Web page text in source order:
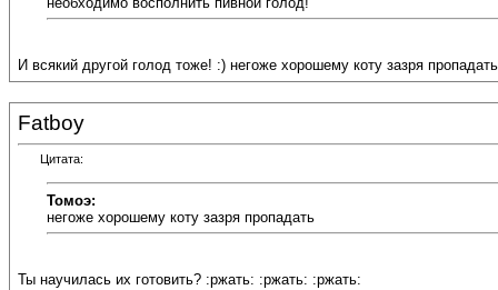
И всякий другой голод тоже! :) негоже хорошему коту зазря пропадать
Fatboy
Цитата:
Томоэ:
негоже хорошему коту зазря пропадать
Ты научилась их готовить? :ржать: :ржать: :ржать: